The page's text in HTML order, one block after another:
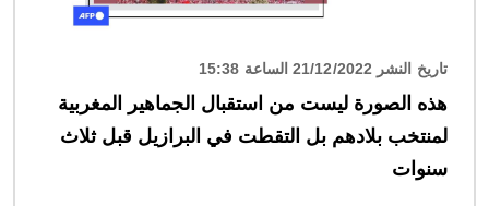
تاريخ النشر 21/12/2022 الساعة 15:38
هذه الصورة ليست من استقبال الجماهير المغربية
لمنتخب بلادهم بل التقطت في البرازيل قبل ثلاث
سنوات